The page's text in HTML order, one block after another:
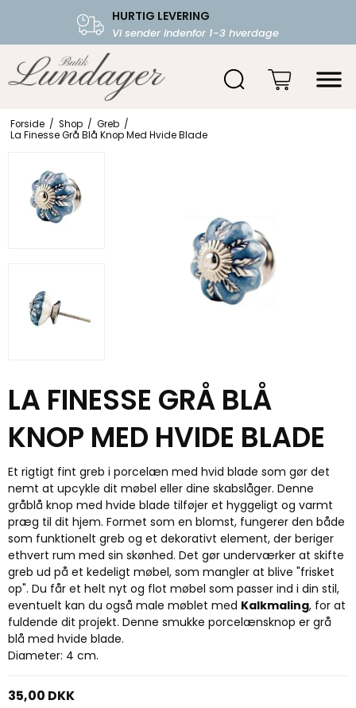
HURTIG LEVERING
Vi sender indenfor 1-3 hverdage
FRI FRAGT OVER 599.-
Starter fra 39,-
Forside / Shop / Greb /
La Finesse Grå Blå Knop Med Hvide Blade
LA FINESSE GRÅ BLÅ
KNOP MED HVIDE BLADE
Et rigtigt fint greb i porcelæn med hvid blade som gør det
nemt at upcykle dit møbel eller dine skabslåger. Denne
gråblå knop med hvide blade tilføjer et hyggeligt og varmt
præg til dit hjem. Formet som en blomst, fungerer den både
som funktionelt greb og et dekorativt element, der beriger
ethvert rum med sin skønhed. Det gør underværker at skifte
greb ud på et kedeligt møbel, som mangler at blive "frisket
op". Du får et helt nyt og flot møbel som passer ind i din stil,
eventuelt kan du også male møblet med Kalkmaling, for at
fuldende dit projekt. Denne smukke porcelænsknop er grå
blå med hvide blade.
Diameter: 4 cm.
35,00 DKK